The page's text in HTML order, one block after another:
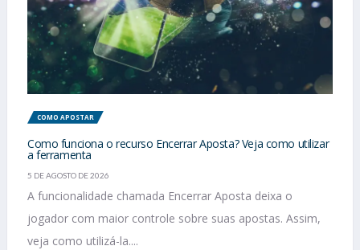
COMO APOSTAR
Como funciona o recurso Encerrar Aposta? Veja como utilizar
a ferramenta
5 DE AGOSTO DE 2026
A funcionalidade chamada Encerrar Aposta deixa o
jogador com maior controle sobre suas apostas. Assim,
veja como utilizá-la....